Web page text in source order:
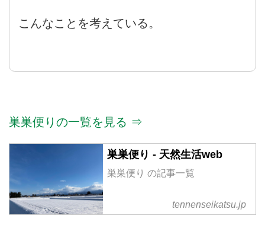
こんなことを考えている。
巣巣便りの一覧を見る ⇒
巣巣便り - 天然生活web
巣巣便り の記事一覧
tennenseikatsu.jp